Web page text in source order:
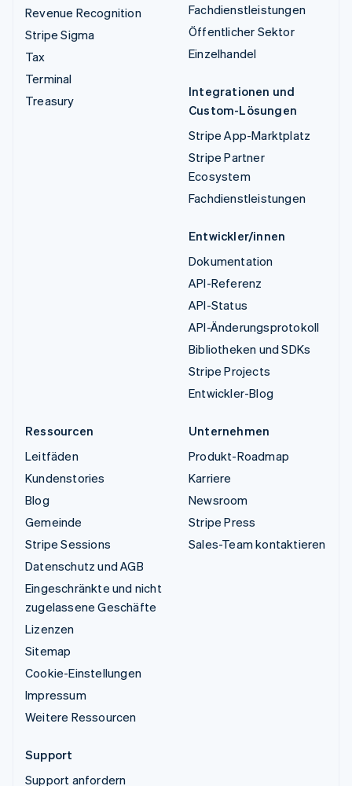
Revenue Recognition
Stripe Sigma
Tax
Terminal
Treasury
Fachdienstleistungen
Öffentlicher Sektor
Einzelhandel
Integrationen und
Custom-Lösungen
Stripe App-Marktplatz
Stripe Partner
Ecosystem
Fachdienstleistungen
Entwickler/innen
Dokumentation
API-Referenz
API-Status
API-Änderungsprotokoll
Bibliotheken und SDKs
Stripe Projects
Entwickler-Blog
Ressourcen
Leitfäden
Kundenstories
Blog
Gemeinde
Stripe Sessions
Datenschutz und AGB
Eingeschränkte und nicht
zugelassene Geschäfte
Lizenzen
Sitemap
Cookie-Einstellungen
Impressum
Weitere Ressourcen
Unternehmen
Produkt-Roadmap
Karriere
Newsroom
Stripe Press
Sales-Team kontaktieren
Support
Support anfordern